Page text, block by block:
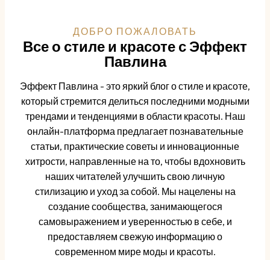
ДОБРО ПОЖАЛОВАТЬ
Все о стиле и красоте с Эффект
Павлина
Эффект Павлина - это яркий блог о стиле и красоте,
который стремится делиться последними модными
трендами и тенденциями в области красоты. Наш
онлайн-платформа предлагает познавательные
статьи, практические советы и инновационные
хитрости, направленные на то, чтобы вдохновить
наших читателей улучшить свою личную
стилизацию и уход за собой. Мы нацелены на
создание сообщества, занимающегося
самовыражением и уверенностью в себе, и
предоставляем свежую информацию о
современном мире моды и красоты.